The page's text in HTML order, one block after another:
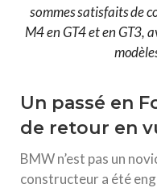
sommes satisfaits de
M4 en GT4 et en GT3,
Un passé en
de retour en
BMW n’est pas un
constructeur a été